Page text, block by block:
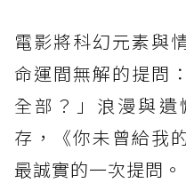
電影將科幻元素與
命運間無解的提問
全部？」浪漫與
存，《你未曾給我
最誠實的一次提問。